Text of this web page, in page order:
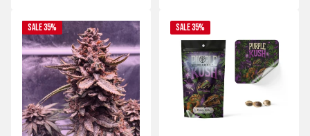
SALE 35% SALE 35%